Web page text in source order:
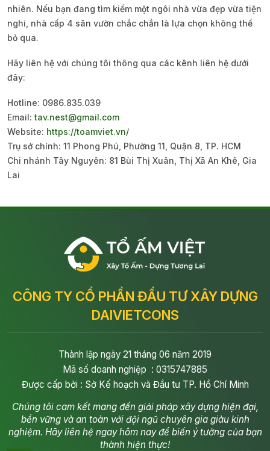
nhiên. Nếu bạn đang tìm kiếm một ngôi nhà vừa đẹp vừa tiện
nghi, nhà cấp 4 sân vườn chắc chắn là lựa chọn không thể
bỏ qua.
Hãy liên hệ với chúng tôi thông qua các kênh liên hệ dưới
đây:
Hotline: 0986.835.039
Email:tav.nest@gmail.com
Website: https://toamviet.vn/
Trụ sở chính: 11 Phong Phú, Phường 11, Quận 8, TP. HCM
Chi nhánh Tây Nguyên: 81 Bùi Thị Xuân, Thị Xã An Khê, Gia
Lai
CÔNG TY CỔ PHẦN ĐẦU TƯ XÂY DỰNG
DAIVIETCONS
Thành lập ngày 21 tháng 06 năm 2019
Mã số doanh nghiệp : 0315747885
Được cấp bởi : Sở Kế hoạch và Đầu tư TP. Hồ Chí Minh
Chúng tôi cam kết mang đến giải pháp xây dựng hiện đại,
bền vững và an toàn với đội ngũ chuyên gia giàu kinh
nghiệm. Hãy liên hệ ngay hôm nay để biến ý tưởng của bạn
thành hiện thực!